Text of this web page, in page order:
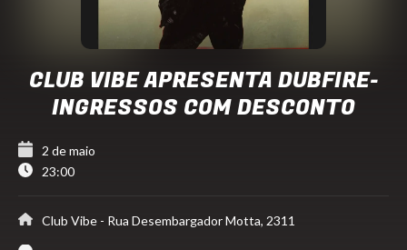
CLUB VIBE APRESENTA DUBFIRE-
INGRESSOS COM DESCONTO
2 de maio
23:00
Club Vibe - Rua Desembargador Motta, 2311